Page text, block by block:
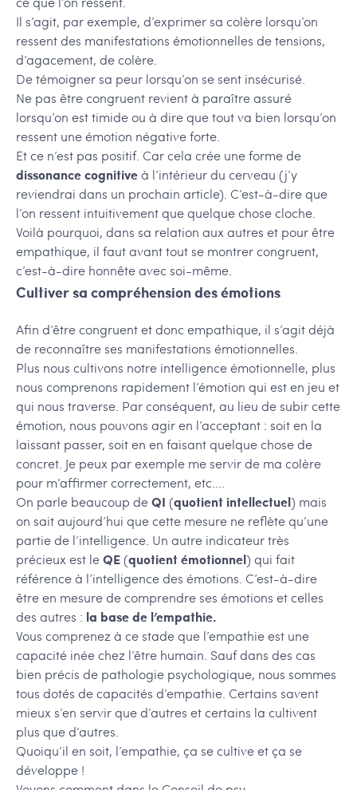
Il s’agit, par exemple, d’exprimer sa colère lorsqu’on
ressent des manifestations émotionnelles de tensions,
d’agacement, de colère.
De témoigner sa peur lorsqu’on se sent insécurisé.
Ne pas être congruent revient à paraître assuré
lorsqu’on est timide ou à dire que tout va bien lorsqu’on
ressent une émotion négative forte.
Et ce n’est pas positif. Car cela crée une forme de
dissonance cognitiveà l’intérieur du cerveau (j’y
reviendrai dans un prochain article). C’est-à-dire que
l’on ressent intuitivement que quelque chose cloche.
Voilà pourquoi, dans sa relation aux autres et pour être
empathique, il faut avant tout se montrer congruent,
c’est-à-dire honnête avec soi-même.
Cultiver sa compréhension des émotions
Afin d’être congruent et donc empathique, il s’agit déjà
de reconnaître ses manifestations émotionnelles.
Plus nous cultivons notre intelligence émotionnelle, plus
nous comprenons rapidement l’émotion qui est en jeu et
qui nous traverse. Par conséquent, au lieu de subir cette
émotion, nous pouvons agir en l’acceptant : soit en la
laissant passer, soit en en faisant quelque chose de
concret. Je peux par exemple me servir de ma colère
pour m’affirmer correctement, etc….
On parle beaucoup deQI (quotient intellectuel) mais
on sait aujourd’hui que cette mesure ne reflète qu’une
partie de l’intelligence. Un autre indicateur très
précieux est leQE (quotient émotionnel) qui fait
référence à l’intelligence des émotions. C’est-à-dire
être en mesure de comprendre ses émotions et celles
des autres : la base de l’empathie.
Vous comprenez à ce stade que l’empathie est une
capacité inée chez l’être humain. Sauf dans des cas
bien précis de pathologie psychologique, nous sommes
tous dotés de capacités d’empathie. Certains savent
mieux s’en servir que d’autres et certains la cultivent
plus que d’autres.
Quoiqu’il en soit, l’empathie, ça se cultive et ça se
développe !